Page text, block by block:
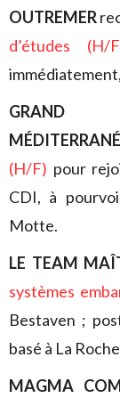
OUTREMER
d’études (H/F
(H/F) pour
CDI, à
Motte.
LE TEAM
systèmes
Bestaven ;
basé à La
MAGMA